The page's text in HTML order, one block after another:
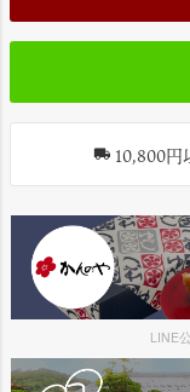
10,800円
LINE